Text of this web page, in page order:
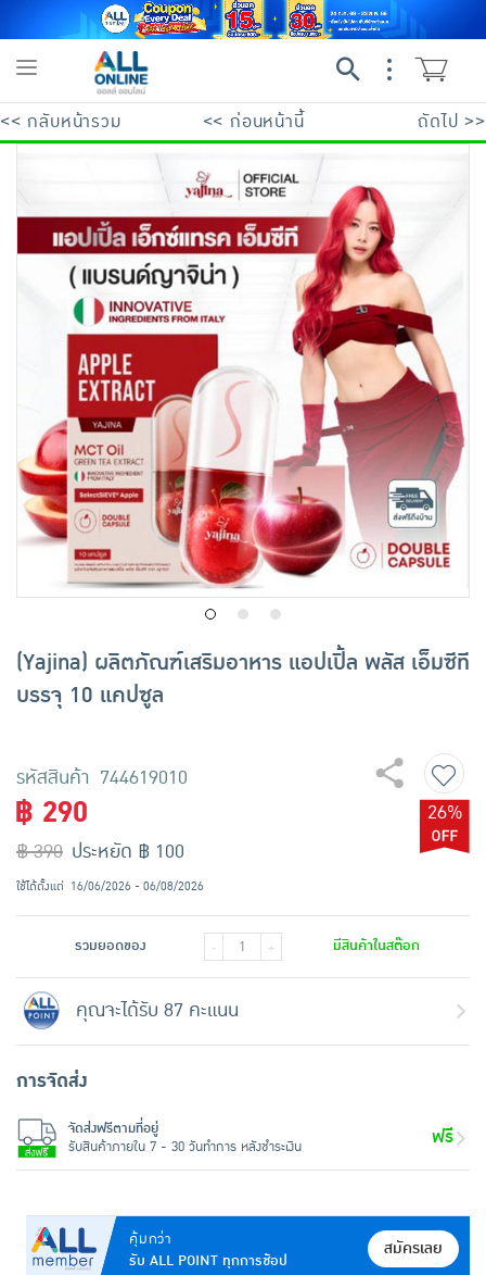
ย้อนกลับ
เครื่องดื่มและผงชงดื่ม
เครื่องปรุงรสและของแห้ง
ขนมขบเคี้ยว และช็อคโกแลต
ย้อนกลับ
ย้อนกลับ
ย้อนกลับ
ย้อนกลับ
ย้อนกลับ
ย้อนกลับ
ย้อนกลับ
มือถือ
ย้อนกลับ
ย้อนกลับ
พระเครื่อง test pop
ย้อนกลับ
Toggle
<< กลับหน้ารวม << ก่อนหน้านี้ ถัดไป >>
(Yajina) ผลิตภัณฑ์เสริมอาหาร แอปเปิ้ล พลัส เอ็มซีที
บรรจุ 10 แคปซูล
รหัสสินค้า 744619010
คุ้มกว่า
รับ ALL POINT ทุกการช้อป
สมัครเลย
฿ 290
฿ 390
26%
ประหยัด ฿ 100
ใช้ได้ตั้งแต่ 16/06/2026 - 06/08/2026
รวมยอดของ - + มีสินค้าในสต๊อก
คุณจะได้รับ 87 คะแนน
การจัดส่ง
จัดส่งฟรีตามที่อยู่
รับสินค้าภายใน 7 - 30 วันทำการ หลังชำระเงิน
ฟรี